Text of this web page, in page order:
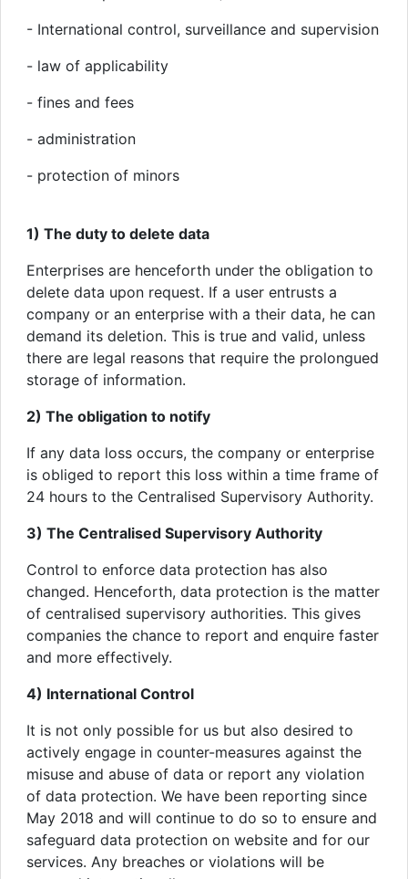
- International control, surveillance and supervision
- law of applicability
- fines and fees
- administration
- protection of minors
1) The duty to delete data
Enterprises are henceforth under the obligation to
delete data upon request. If a user entrusts a
company or an enterprise with a their data, he can
demand its deletion. This is true and valid, unless
there are legal reasons that require the prolongued
storage of information.
2) The obligation to notify
If any data loss occurs, the company or enterprise
is obliged to report this loss within a time frame of
24 hours to the Centralised Supervisory Authority.
3) The Centralised Supervisory Authority
Control to enforce data protection has also
changed. Henceforth, data protection is the matter
of centralised supervisory authorities. This gives
companies the chance to report and enquire faster
and more effectively.
4) International Control
It is not only possible for us but also desired to
actively engage in counter-measures against the
misuse and abuse of data or report any violation
of data protection. We have been reporting since
May 2018 and will continue to do so to ensure and
safeguard data protection on website and for our
services. Any breaches or violations will be